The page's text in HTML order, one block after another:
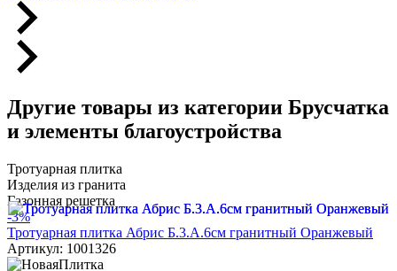
Другие товары из категории Брусчатка
и элементы благоустройства
Тротуарная плитка
Изделия из гранита
Газонная решетка
-3%
Тротуарная плитка Абрис Б.3.А.6см гранитный Оранжевый
Артикул: 1001326